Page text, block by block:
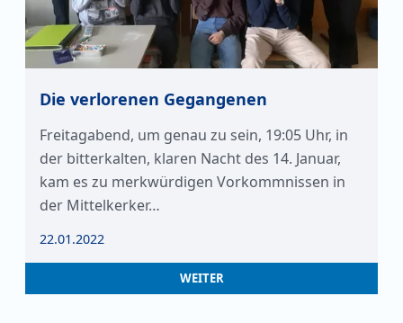
Die verlorenen Gegangenen
Freitagabend, um genau zu sein, 19:05 Uhr, in
der bitterkalten, klaren Nacht des 14. Januar,
kam es zu merkwürdigen Vorkommnissen in
der Mittelkerker…
22.01.2022
WEITER